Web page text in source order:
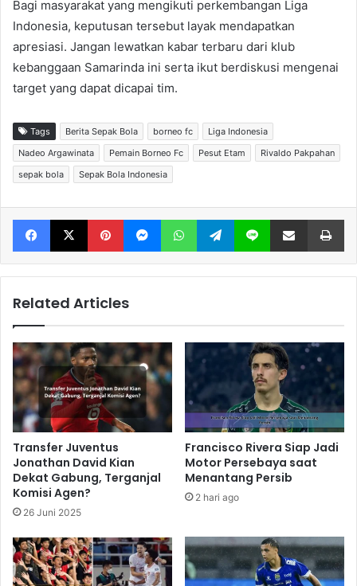
Bagi masyarakat yang mengikuti perkembangan Liga
Indonesia, keputusan tersebut layak mendapatkan
apresiasi. Jangan lewatkan kabar terbaru dari klub
kebanggaan Samarinda ini serta ikut berdiskusi mengenai
target yang dapat dicapai tim.
Tags Berita Sepak Bola borneo fc
Liga Indonesia
Nadeo Argawinata
Pemain Borneo Fc Pesut Etam
Rivaldo Pakpahan
sepak bola
Sepak Bola Indonesia
Facebook X Pinterest Messenger WhatsApp Telegram Line Share via Email
Related Articles
Transfer Juventus
Jonathan David Kian
Dekat Gabung, Terganjal
Komisi Agen?
26 Juni 2025
Francisco Rivera Siap Jadi
Motor Persebaya saat
Menantang Persib
2 hari ago